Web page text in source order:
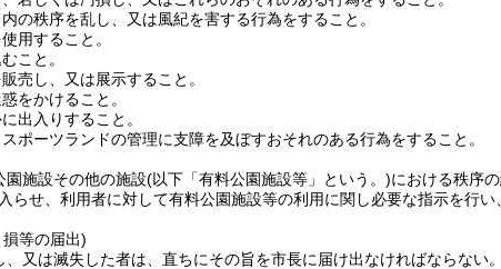
の秩序を乱し、又は風紀を害する行為をすること。
用すること。
こと。
売し、又は展示すること。
をかけること。
出入りすること。
ポーツランドの管理に支障を及ぼすおそれのある行為をすること。
園施設その他の施設(以下「有料公園施設等」という。)における秩序
らせ、利用者に対して有料公園施設等の利用に関し必要な指示を行
等の届出)
又は滅失した者は、直ちにその旨を市長に届け出なければならない。